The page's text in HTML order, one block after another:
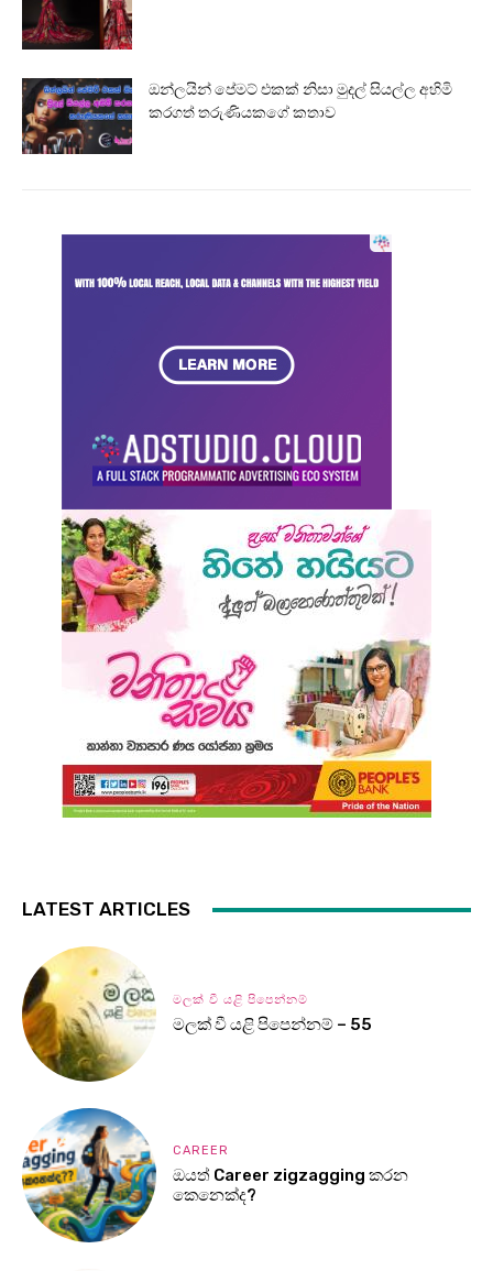
ඔන්ලයින් පේමට් එකක් නිසා මුදල් සියල්ල අහිමි
කරගත් තරුණියකගේ කතාව
LATEST ARTICLES
මලක් වී යළි පිපෙන්නම්
මලක් වී යළි පිපෙන්නම් – 55
CAREER
ඔයත් Career zigzagging කරන
කෙනෙක්ද?